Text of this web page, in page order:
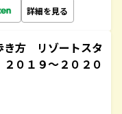
詳細を見る
方 リゾートスタ
０１９～２０２０